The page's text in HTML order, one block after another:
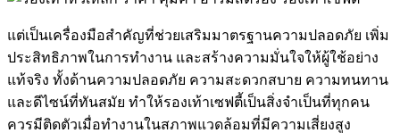
แต่เป็นเครื่องมือสำคัญที่ช่วยเสริมมาตรฐานความปลอดภัย เพิ่ม
ประสิทธิภาพในการทำงาน และสร้างความมั่นใจให้ผู้ใช้อย่าง
แท้จริง ทั้งด้านความปลอดภัย ความสะดวกสบาย ความทนทาน
และดีไซน์ที่ทันสมัย ทำให้รองเท้าเซฟตี้เป็นสิ่งจำเป็นที่ทุกคน
ควรมีติดตัวเมื่อทำงานในสภาพแวดล้อมที่มีความเสี่ยงสูง